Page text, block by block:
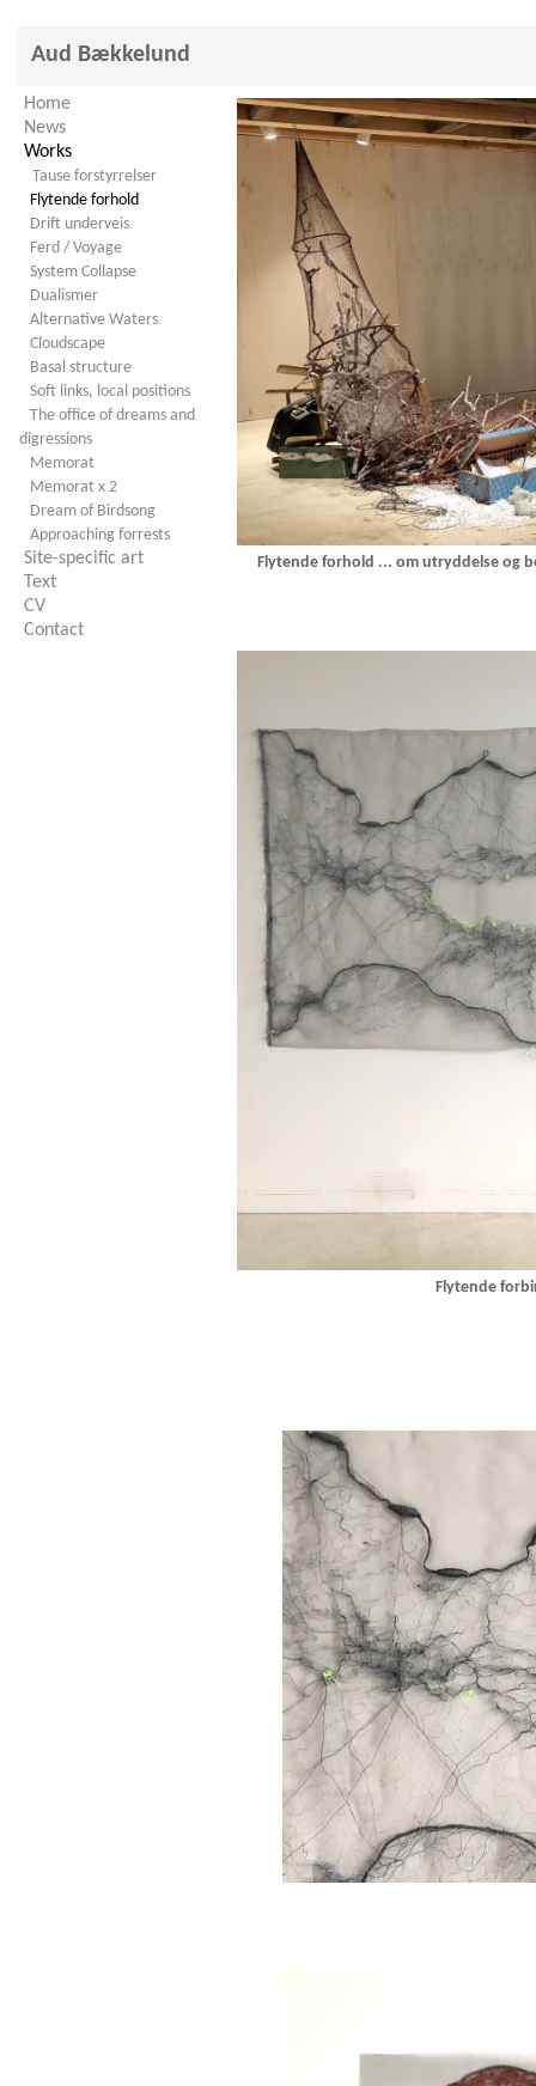
Aud Bækkelund
Home
News
Works
Tause forstyrrelser
Flytende forhold
Drift underveis
Ferd / Voyage
System Collapse
Dualismer
Alternative Waters
Cloudscape
Basal structure
Soft links, local positions
The office of dreams and
digressions
Memorat
Memorat x 2
Dream of Birdsong
Approaching forrests
Site-specific art
Text
CV
Contact
Flytende forhold ... om utryddelse og
Flytende